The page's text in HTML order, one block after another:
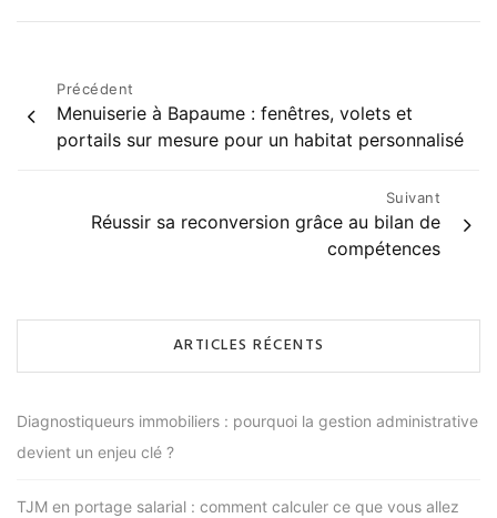
Navigation
de
Précédent
Menuiserie à Bapaume : fenêtres, volets et
portails sur mesure pour un habitat personnalisé
Suivant
Réussir sa reconversion grâce au bilan de
compétences
ARTICLES RÉCENTS
Diagnostiqueurs immobiliers : pourquoi la gestion administrative
devient un enjeu clé ?
TJM en portage salarial : comment calculer ce que vous allez